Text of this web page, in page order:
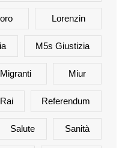
Lorenzin
M5s Giustizia
Migranti Miur
Rai Referendum
Salute Sanità